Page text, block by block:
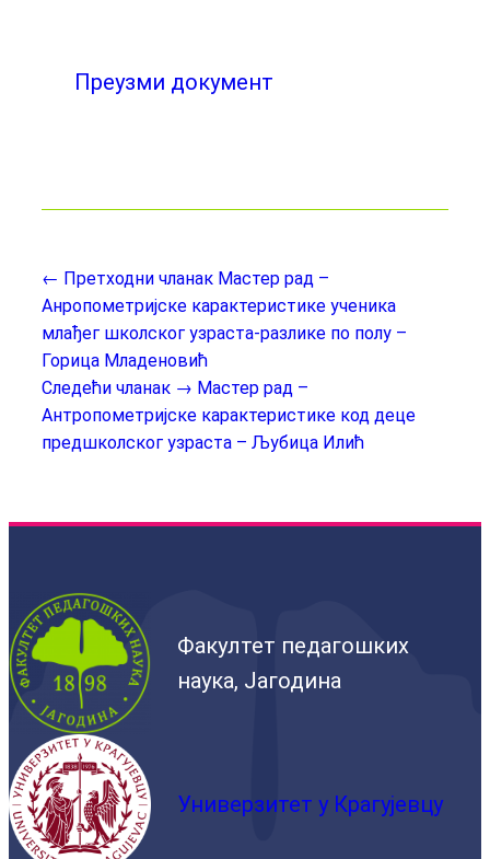
Преузми документ
← Претходни чланак Мастер рад –
Анропометријске карактеристике ученика
млађег школског узраста-разлике по полу –
Горица Младеновић
Следећи чланак → Мастер рад –
Антропометријске карактеристике код деце
предшколског узраста – Љубица Илић
Факултет педагошких
наука, Јагодина
Универзитет у Крагујевцу